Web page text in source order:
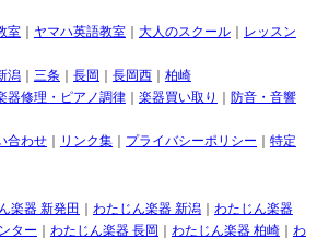
室｜ ヤマハ英語教室｜ 大人のスクール｜ レッスン
潟｜ 三条 長岡 長岡西｜ 柏崎
器修理・ピアノ調律｜ 楽器買い取り
防音・音響
合わせ｜ リンク集｜ プライバシーポリシー
特定
楽器 新発田 わたじん楽器 新潟｜ わたじん楽器
ター わたじん楽器 長岡 わたじん楽器 柏崎｜ わ